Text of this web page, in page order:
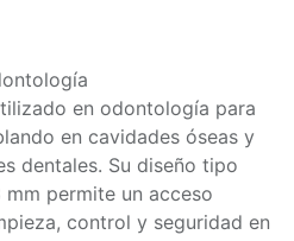
en odontología para
en cavidades óseas y
dentales. Su diseño tipo
permite un acceso
control y seguridad en